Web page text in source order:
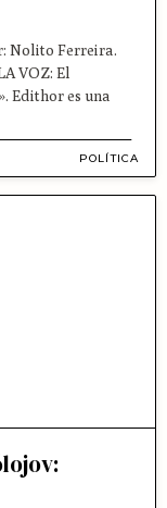
POLÍTICA
Nolito Ferreira.
VOZ: El
Edithor es una